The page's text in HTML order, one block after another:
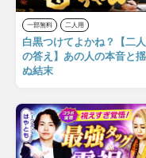
一部無料 二人用
白黒つけてよかね？【二
の答え】あの人の本音と
ぬ結末